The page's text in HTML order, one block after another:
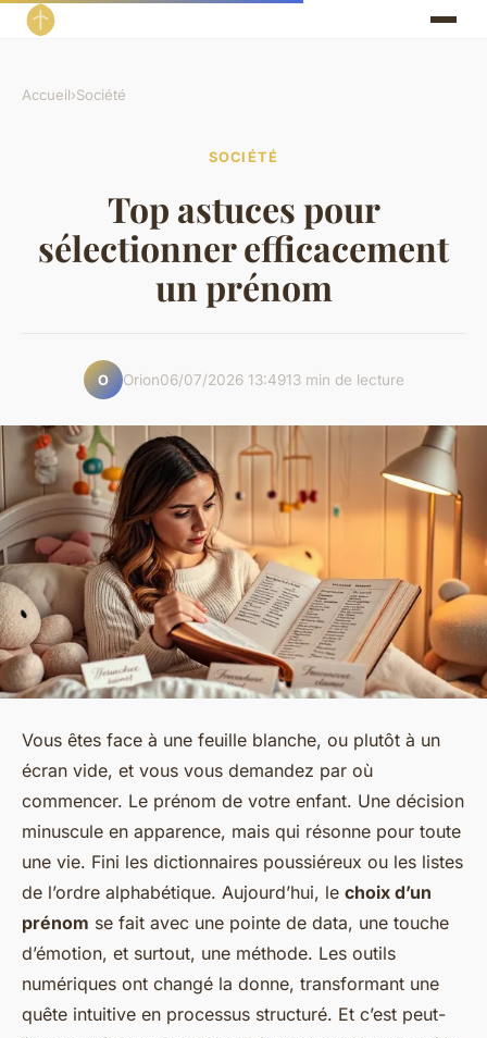
Accueil›Société
SOCIÉTÉ
Top astuces pour
sélectionner efficacement
un prénom
O Orion06/07/2026 13:4913 min de lecture
Vous êtes face à une feuille blanche, ou plutôt à un
écran vide, et vous vous demandez par où
commencer. Le prénom de votre enfant. Une décision
minuscule en apparence, mais qui résonne pour toute
une vie. Fini les dictionnaires poussiéreux ou les listes
de l’ordre alphabétique. Aujourd’hui, le choix d’un
prénom se fait avec une pointe de data, une touche
d’émotion, et surtout, une méthode. Les outils
numériques ont changé la donne, transformant une
quête intuitive en processus structuré. Et c’est peut-